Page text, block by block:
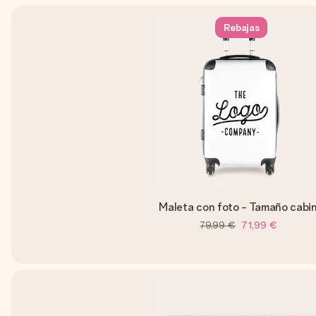
Rebajas
Maleta con foto - Tamaño
79,99 € 71,99 €